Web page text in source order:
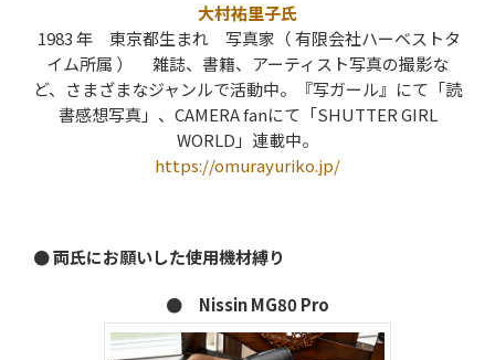
大村祐里子氏
1983 年 東京都生まれ 写真家（ 有限会社ハーベストタ
イム所属 ） 雑誌、書籍、アーティスト写真の撮影な
ど、さまざまなジャンルで活動中。『写ガール』にて「読
書感想写真」、CAMERA fanにて「SHUTTER GIRL
WORLD」連載中。
https://omurayuriko.jp/
● 両氏にお願いした使用機材縛り
● Nissin MG80 Pro